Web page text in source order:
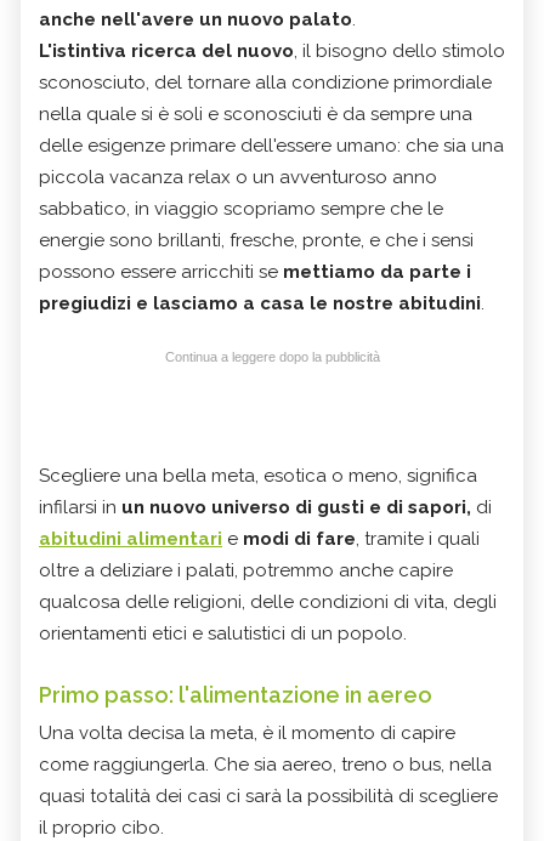
anche nell'avere un nuovo palato.
L'istintiva ricerca del nuovo, il bisogno dello stimolo
sconosciuto, del tornare alla condizione primordiale
nella quale si è soli e sconosciuti è da sempre una
delle esigenze primare dell'essere umano: che sia una
piccola vacanza relax o un avventuroso anno
sabbatico, in viaggio scopriamo sempre che le
energie sono brillanti, fresche, pronte, e che i sensi
possono essere arricchiti se mettiamo da parte i
pregiudizi e lasciamo a casa le nostre abitudini.
Continua a leggere dopo la pubblicità
Scegliere una bella meta, esotica o meno, significa
infilarsi in un nuovo universo di gusti e di sapori, di
abitudini alimentari e modi di fare, tramite i quali
oltre a deliziare i palati, potremmo anche capire
qualcosa delle religioni, delle condizioni di vita, degli
orientamenti etici e salutistici di un popolo.
Primo passo: l'alimentazione in aereo
Una volta decisa la meta, è il momento di capire
come raggiungerla. Che sia aereo, treno o bus, nella
quasi totalità dei casi ci sarà la possibilità di scegliere
il proprio cibo.